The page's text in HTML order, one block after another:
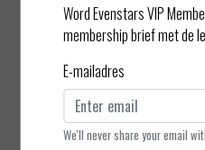
Word Evenstars VIP
membership brief met de
E-mailadres
We'll never share your email